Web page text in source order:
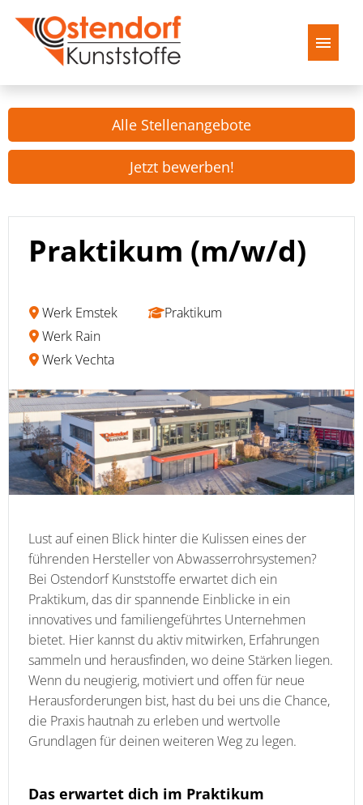
Deutsch
Startseite
Stellenangebote
Alle Stellenangebote
Jetzt bewerben!
Praktikum (m/w/d)
Werk Emstek
Werk Rain
Werk Vechta
Praktikum
Lust auf einen Blick hinter die Kulissen eines der
führenden Hersteller von Abwasserrohrsystemen?
Bei Ostendorf Kunststoffe erwartet dich ein
Praktikum, das dir spannende Einblicke in ein
innovatives und familiengeführtes Unternehmen
bietet. Hier kannst du aktiv mitwirken, Erfahrungen
sammeln und herausfinden, wo deine Stärken liegen.
Wenn du neugierig, motiviert und offen für neue
Herausforderungen bist, hast du bei uns die Chance,
die Praxis hautnah zu erleben und wertvolle
Grundlagen für deinen weiteren Weg zu legen.
Das erwartet dich im Praktikum